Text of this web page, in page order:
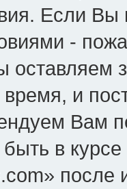
Если Вы
-
оставляем
и
Вам
в
после